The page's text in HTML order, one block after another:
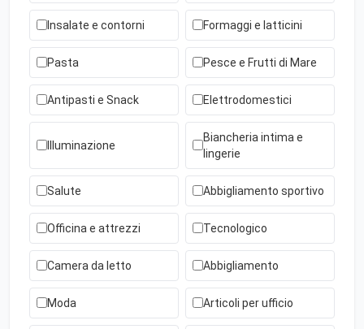
Insalate e contorni Formaggi e latticini
Pasta Pesce e Frutti di Mare
Antipasti e Snack Elettrodomestici
Illuminazione
Biancheria intima e
lingerie
Salute Abbigliamento sportivo
Officina e attrezzi Tecnologico
Camera da letto Abbigliamento
Moda Articoli per ufficio